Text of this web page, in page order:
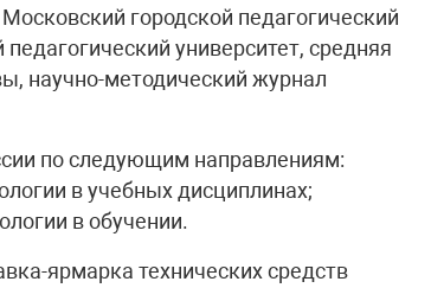
городской педагогический
университет, средняя
научно-методический журнал
по следующим направлениям:
в учебных дисциплинах;
в обучении.
ярмарка технических средств